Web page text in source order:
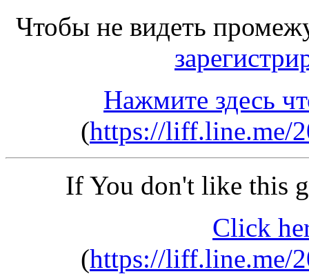
Чтобы не видеть
Нажмите здесь
(https://liff.line.me/
If You don't like this
Click
(https://liff.line.me/